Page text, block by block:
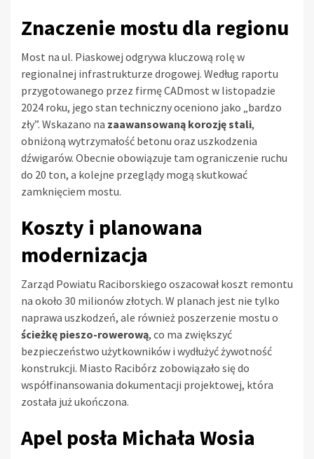
Znaczenie mostu dla regionu
Most na ul. Piaskowej odgrywa kluczową rolę w
regionalnej infrastrukturze drogowej. Według raportu
przygotowanego przez firmę CADmost w listopadzie
2024 roku, jego stan techniczny oceniono jako „bardzo
zły”. Wskazano na zaawansowaną korozję stali,
obniżoną wytrzymałość betonu oraz uszkodzenia
dźwigarów. Obecnie obowiązuje tam ograniczenie ruchu
do 20 ton, a kolejne przeglądy mogą skutkować
zamknięciem mostu.
Koszty i planowana
modernizacja
Zarząd Powiatu Raciborskiego oszacował koszt remontu
na około 30 milionów złotych. W planach jest nie tylko
naprawa uszkodzeń, ale również poszerzenie mostu o
ścieżkę pieszo-rowerową, co ma zwiększyć
bezpieczeństwo użytkowników i wydłużyć żywotność
konstrukcji. Miasto Racibórz zobowiązało się do
współfinansowania dokumentacji projektowej, która
została już ukończona.
Apel posła Michała Wosia